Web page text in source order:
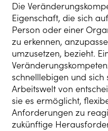
Die
Eigenschaft, die sich
Person oder einer
zu erkennen,
umzusetzen, bezieht.
schnelllebigen und
Arbeitswelt von
sie es ermöglicht,
Anforderungen zu
zukünftige